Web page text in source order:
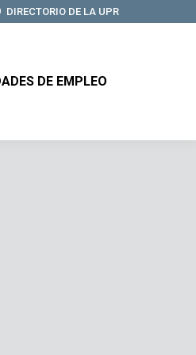
DIRECTORIO DE LA UPR
DE EMPLEO